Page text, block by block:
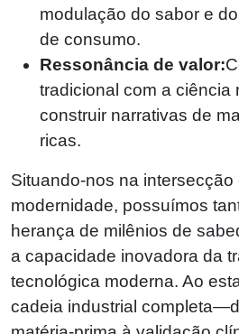
modulação do sabor e
de consumo.
Ressonância de valor:
tradicional com a ciência
construir narrativas de
ricas.
Situando-nos na
modernidade, possuímos
herança de milênios de
a capacidade inovadora da
tecnológica moderna. Ao
cadeia industrial